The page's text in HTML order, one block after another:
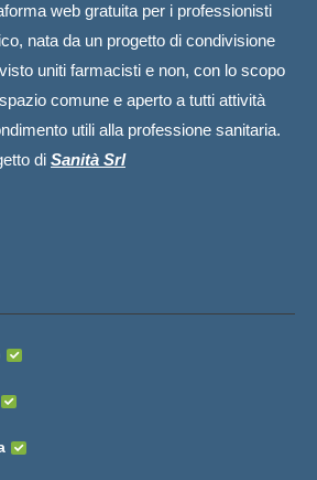
web gratuita per i professionisti
nata da un progetto di condivisione
uniti farmacisti e non, con lo scopo
comune e aperto a tutti attività
utili alla professione sanitaria.
di Sanità Srl